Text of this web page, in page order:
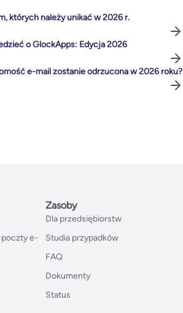
których należy unikać w 2026 r.
o GlockApps: Edycja 2026
e-mail zostanie odrzucona w 2026 roku?
e-
Zasoby
Dla przedsiębiorstw
Studia przypadków
FAQ
Dokumenty
Status